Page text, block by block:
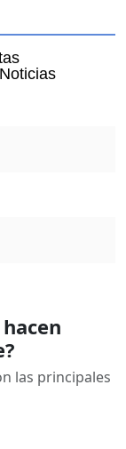
Noticias
las principales